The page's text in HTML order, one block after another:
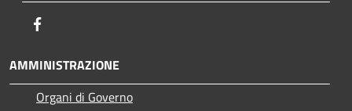
AMMINISTRAZIONE
Organi di Governo